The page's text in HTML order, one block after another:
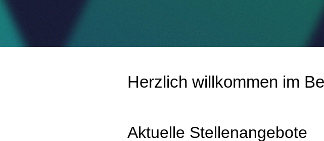
Herzlich willkommen im
Aktuelle Stellenangebote